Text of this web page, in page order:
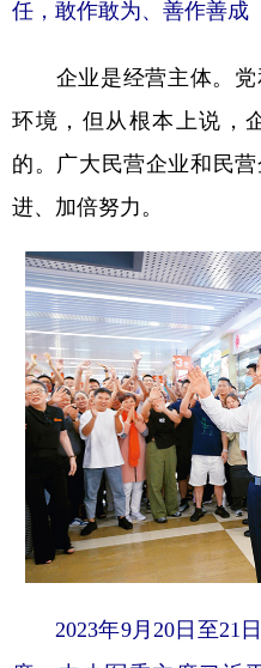
任，敢作敢为、善作善成
企业是经营主体。党
环境，但从根本上说，
的。广大民营企业和民
进、加倍努力。
2023年9月20日至21